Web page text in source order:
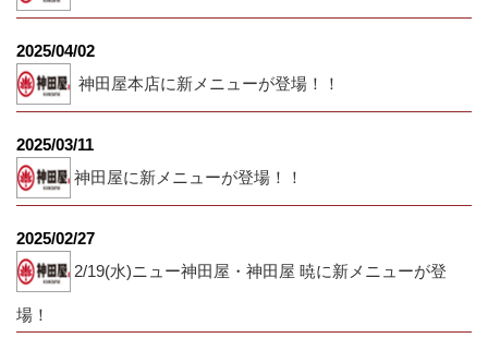
2025/04/02
神田屋本店に新メニューが登場！！
2025/03/11
神田屋に新メニューが登場！！
2025/02/27
2/19(水)ニュー神田屋・神田屋 暁に新メニューが登
場！